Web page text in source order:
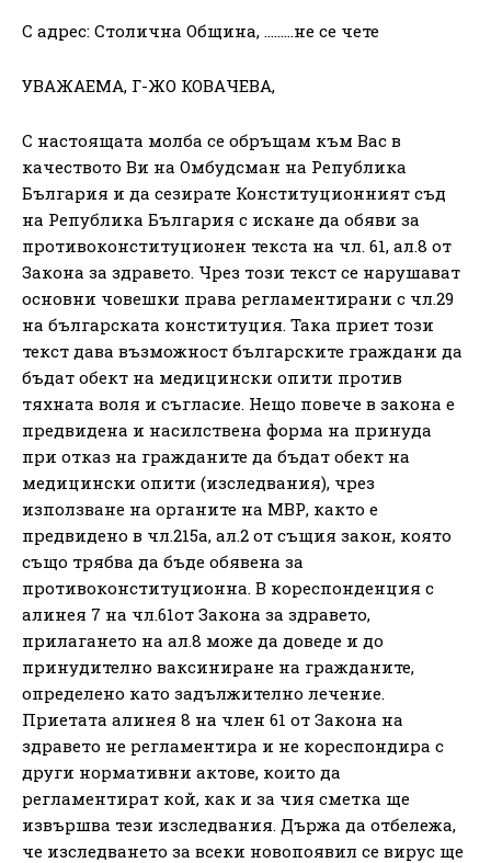
С адрес: Столична Община, ………не се чете
УВАЖАЕМА, Г-ЖО КОВАЧЕВА,
С настоящата молба се обръщам към Вас в
качеството Ви на Омбудсман на Република
България и да сезирате Конституционният съд
на Република България с искане да обяви за
противоконституционен текста на чл. 61, ал.8 от
Закона за здравето. Чрез този текст се нарушават
основни човешки права регламентирани с чл.29
на българската конституция. Така приет този
текст дава възможност българските граждани да
бъдат обект на медицински опити против
тяхната воля и съгласие. Нещо повече в закона е
предвидена и насилствена форма на принуда
при отказ на гражданите да бъдат обект на
медицински опити (изследвания), чрез
използване на органите на МВР, както е
предвидено в чл.215а, ал.2 от същия закон, която
също трябва да бъде обявена за
противоконституционна. В кореспонденция с
алинея 7 на чл.61от Закона за здравето,
прилагането на ал.8 може да доведе и до
принудително ваксиниране на гражданите,
определено като задължително лечение.
Приетата алинея 8 на член 61 от Закона на
здравето не регламентира и не кореспондира с
други нормативни актове, които да
регламентират кой, как и за чия сметка ще
извършва тези изследвания. Държа да отбележа,
че изследването за всеки новопоявил се вирус ще